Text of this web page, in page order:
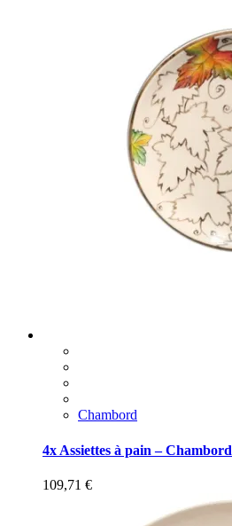
Chambord
4x Assiettes à pain – Chambord
109,71 €